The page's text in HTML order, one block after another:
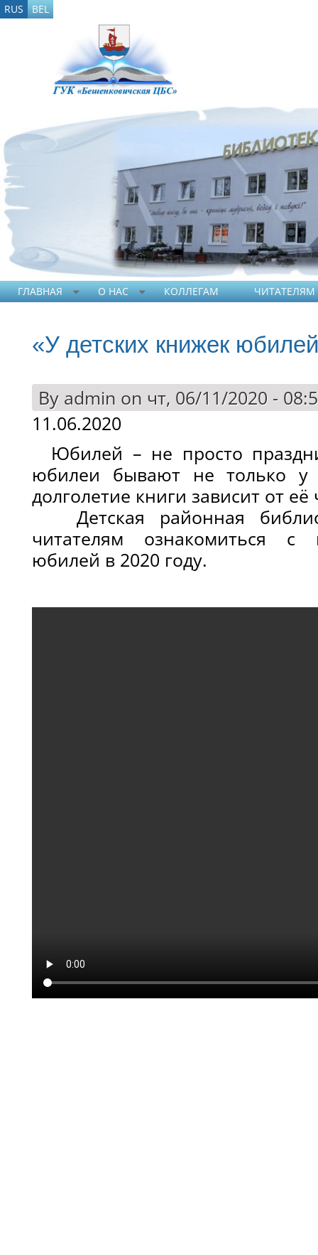
RUS BEL
ГЛАВНАЯ О НАС КОЛЛЕГАМ ЧИТАТЕЛЯМ
«У детских книжек
By admin on чт, 06/11/2020 -
11.06.2020
Юбилей – не просто
юбилеи бывают не только
долголетие книги зависит от
Детская районная
читателям ознакомиться
юбилей в 2020 году.